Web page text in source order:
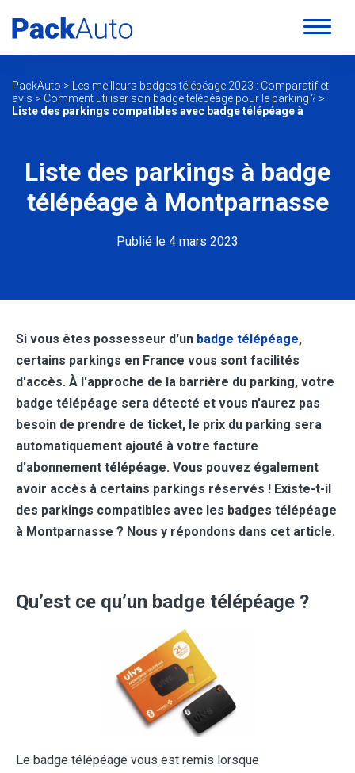
PackAuto >
Les meilleurs badges télépéage 2023 : Comparatif et
avis > Comment utiliser son badge télépéage pour le parking ? >
Liste des parkings compatibles avec badge télépéage à
Liste des parkings à badge
télépéage à Montparnasse
Publié le 4 mars 2023
Si vous êtes possesseur d'un badge télépéage,
certains parkings en France vous sont facilités
d'accès. À l'approche de la barrière du parking, votre
badge télépéage sera détecté et vous n'aurez pas
besoin de prendre de ticket, le prix du parking sera
automatiquement ajouté à votre facture
d'abonnement télépéage. Vous pouvez également
avoir accès à certains parkings réservés ! Existe-t-il
des parkings compatibles avec les badges télépéage
à Montparnasse ? Nous y répondons dans cet article.
Qu’est ce qu’un badge télépéage ?
Le badge télépéage vous est remis lorsque